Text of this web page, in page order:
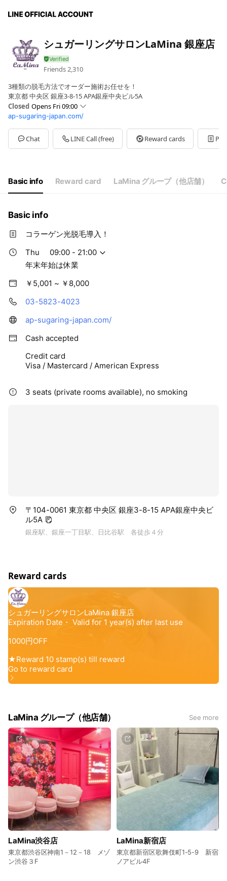
シュガーリングサロンLaMina 銀座店
Friends 2,310
3種類の脱毛方法でオーダー施術お任せを！
東京都 中央区 銀座3-8-15 APA銀座中央ビル5A
Closed Opens Fri 09:00
Sun09:00 - 21:00
Mon09:00 - 21:00
Tue09:00 - 21:00
Wed09:00 - 21:00
09:00 - 21:00
年末年始は休業
ap-sugaring-japan.com/
Chat LINE Call (free) Reward cards
Basic info Reward card LaMina グループ（他店舗）
Basic info
コラーゲン光脱毛導入！
Thu
09:00 - 21:00
年末年始は休業
￥5,001 ~ ￥8,000
03-5823-4023
ap-sugaring-japan.com/
Cash accepted
Credit card
Visa / Mastercard / American Express
3 seats (private rooms available), no smoking
〒104-0061 東京都 中央区 銀座3-8-15 APA銀座中央ビ
ル5A
銀座駅、銀座一丁目駅、日比谷駅 各徒歩４分
Reward cards
LaMina グループ（他店舗） See more
LaMina渋谷店
東京都渋谷区神南1－12－18 メゾ
ン渋谷３F
LaMina新宿店
東京都新宿区歌舞伎町1-5-9 新宿
ノアビル4F